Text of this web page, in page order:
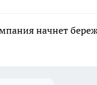
начнет